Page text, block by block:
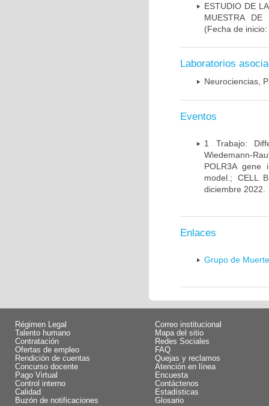
ESTUDIO DE
MUESTRA DE
(Fecha de
Laboratorios
Neurociencias,
Eventos
1 Trabajo:
Wiedemann-
POLR3A gene
model.; CELL
diciembre 2022.
Enlaces
Grupo de
Régimen Legal
Talento humano
Contratación
Ofertas de empleo
Rendición de cuentas
Concurso docente
Pago Virtual
Control interno
Calidad
Buzón de notificaciones
Correo institucional
Mapa del sitio
Redes Sociales
FAQ
Quejas y reclamos
Atención en línea
Encuesta
Contáctenos
Estadísticas
Glosario